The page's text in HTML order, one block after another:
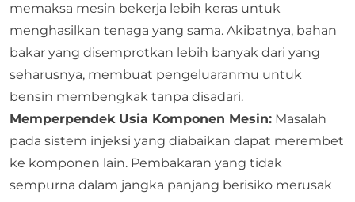
memaksa mesin bekerja lebih keras untuk
menghasilkan tenaga yang sama. Akibatnya, bahan
bakar yang disemprotkan lebih banyak dari yang
seharusnya, membuat pengeluaranmu untuk
bensin membengkak tanpa disadari.
Memperpendek Usia Komponen Mesin: Masalah
pada sistem injeksi yang diabaikan dapat merembet
ke komponen lain. Pembakaran yang tidak
sempurna dalam jangka panjang berisiko merusak